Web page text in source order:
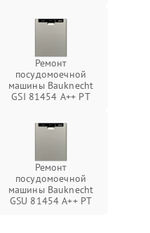
Ремонт
посудомоечной
машины Bauknecht
GSI 81454 A++ PT
Ремонт
посудомоечной
машины Bauknecht
GSU 81454 A++ PT